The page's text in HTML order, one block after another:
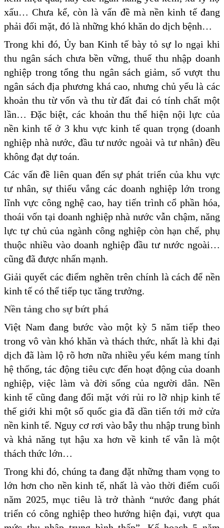
xấu… Chưa kể, còn là vấn đề mà nền kinh tế đang
phải đối mặt, đó là những khó khăn do dịch bệnh…
Trong khi đó, Ủy ban Kinh tế bày tỏ sự lo ngại khi
thu ngân sách chưa bền vững, thuế thu nhập doanh
nghiệp trong tổng thu ngân sách giảm, số vượt thu
ngân sách địa phương khá cao, nhưng chủ yếu là các
khoản thu từ vốn và thu từ đất đai có tính chất một
lần… Đặc biệt, các khoản thu thể hiện nội lực của
nền kinh tế ở 3 khu vực kinh tế quan trọng (doanh
nghiệp nhà nước, đầu tư nước ngoài và tư nhân) đều
không đạt dự toán.
Các vấn đề liên quan đến sự phát triển của khu vực
tư nhân, sự thiếu vắng các doanh nghiệp lớn trong
lĩnh vực công nghệ cao, hay tiến trình cổ phần hóa,
thoái vốn tại doanh nghiệp nhà nước vẫn chậm, năng
lực tự chủ của ngành công nghiệp còn hạn chế, phụ
thuộc nhiều vào doanh nghiệp đầu tư nước ngoài…
cũng đã được nhấn mạnh.
Giải quyết các điểm nghẽn trên chính là cách để nền
kinh tế có thể tiếp tục tăng trưởng.
Nền tảng cho sự bứt phá
Việt Nam đang bước vào một kỳ 5 năm tiếp theo
trong vô vàn khó khăn và thách thức, nhất là khi đại
dịch đã làm lộ rõ hơn nữa nhiều yếu kém mang tính
hệ thống, tác động tiêu cực đến hoạt động của doanh
nghiệp, việc làm và đời sống của người dân. Nền
kinh tế cũng đang đối mặt với rủi ro lỡ nhịp kinh tế
thế giới khi một số quốc gia đã dần tiến tới mở cửa
nền kinh tế. Nguy cơ rơi vào bẫy thu nhập trung bình
và khả năng tụt hậu xa hơn về kinh tế vẫn là một
thách thức lớn…
Trong khi đó, chúng ta đang đặt những tham vọng to
lớn hơn cho nền kinh tế, nhất là vào thời điểm cuối
năm 2025, mục tiêu là trở thành “nước đang phát
triển có công nghiệp theo hướng hiện đại, vượt qua